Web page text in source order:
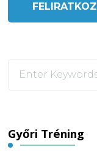
Győri Tréning